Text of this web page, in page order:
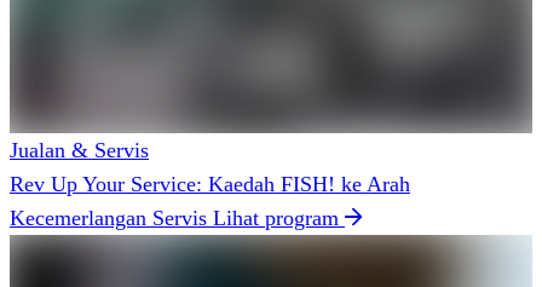
Jualan & Servis
Rev Up Your Service: Kaedah FISH! ke Arah
Kecemerlangan Servis Lihat program